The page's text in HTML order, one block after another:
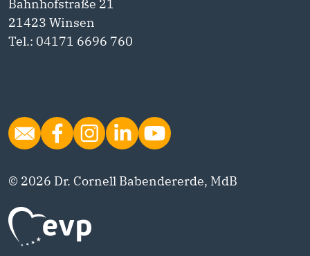
Bahnhofstraße 21
21423 Winsen
Tel.: 04171 6696 760
© 2026 Dr. Cornell Babendererde, MdB